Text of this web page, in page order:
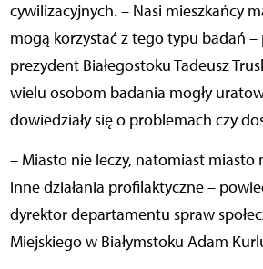
cywilizacyjnych. – Nasi mieszkańcy
mogą korzystać z tego typu badań –
prezydent Białegostoku Tadeusz
wielu osobom badania mogły
dowiedziały się o problemach czy
– Miasto nie leczy, natomiast miasto
inne działania profilaktyczne –
dyrektor departamentu spraw
Miejskiego w Białymstoku Adam